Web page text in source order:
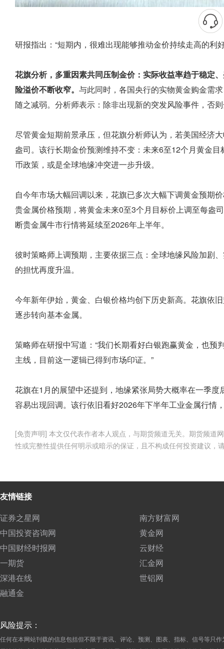
研报指出：“短期内，很难出现能够推动金价持续走高的利
花旗分析，多重因素共同压制金价：实际收益率趋于稳定
险溢价不断收窄。 与此同时，各国央行的实物黄金购金需
随之减弱。分析师表示：除非出现新的突发风险事件，否
尽管黄金短期前景承压，但花旗分析师认为，若美国经济
盎司。该行长期金价预测维持不变：未来6至12个月黄金
币政策，或是全球地缘冲突进一步升级。
自今年市场大幅回调以来，花旗已多次大幅下调黄金预期
贵金属价格预期，将黄金未来0至3个月目标价上调至每盎
断贵金属牛市行情将延续至2026年上半年。
彼时策略师上调预期，主要依据三点：全球地缘风险加剧
的担忧再度升温。
今年新年伊始，黄金、白银价格均创下历史新高。花旗依
逐步转向基本金属。
策略师在研报中写道：“我们长期看好白银跑赢黄金，也
主线，目前这一逻辑已得到市场印证。”
花旗在1月的展望中还提到，地缘紧张局势大概率在一季
容易出现回调。该行依旧看好2026年下半年工业金属行情
[免责声明] 本文仅代表作者本人观点，与期货频道无关。期货频道
性或完整性提供任何明示或暗示的保证，且不构成任何投资建议，
友情链接
证券之星网
南方财富网
中国投资咨询网
黄金网
中国财经时报网
云财经
一期货
汇金网
深港在线
世铝网
融通金
风险提示：
任何在本网站刊载的信息包括但不限于资讯、评论、预测、图表、指标、信号等只